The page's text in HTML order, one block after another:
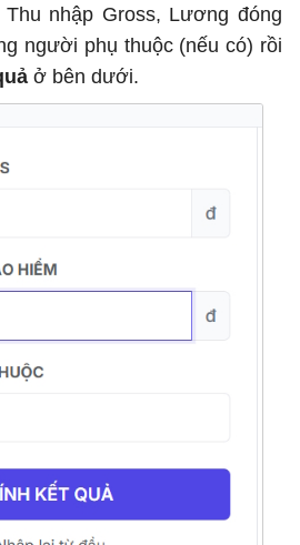
nhập Gross, Lương đóng
người phụ thuộc (nếu có) rồi
ở bên dưới.